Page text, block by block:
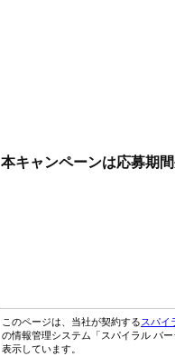
本キャンペーンは応募期間
このページは、当社が契約するスパイ
の情報管理システム「スパイラル バ
表示しています。